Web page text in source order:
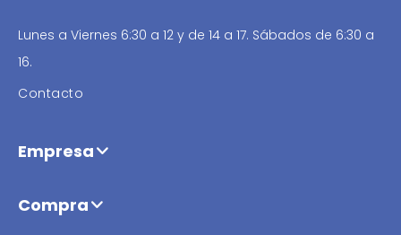
Lunes a Viernes 6:30 a 12 y de 14 a 17. Sábados de 6:30 a
16.
Contacto
Empresa
Compra